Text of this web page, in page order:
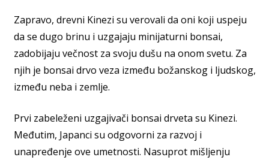
Zapravo, drevni Kinezi su verovali da oni koji uspeju
da se dugo brinu i uzgajaju minijaturni bonsai,
zadobijaju večnost za svoju dušu na onom svetu. Za
njih je bonsai drvo veza između božanskog i ljudskog,
između neba i zemlje.
Prvi zabeleženi uzgajivači bonsai drveta su Kinezi.
Međutim, Japanci su odgovorni za razvoj i
unapređenje ove umetnosti. Nasuprot mišljenju